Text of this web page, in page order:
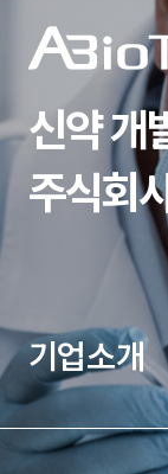
신약 개
주식회
기업소개